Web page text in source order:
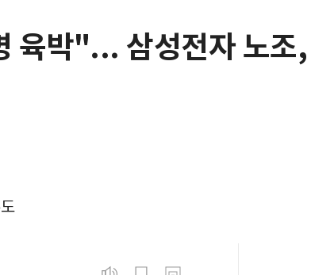
육박"... 삼성전자 노조